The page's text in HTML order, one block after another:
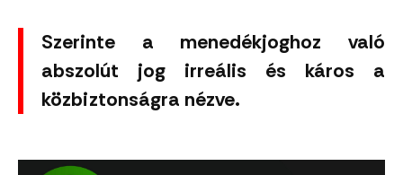
Szerinte a menedékjoghoz való
abszolút jog irreális és káros a
közbiztonságra nézve.